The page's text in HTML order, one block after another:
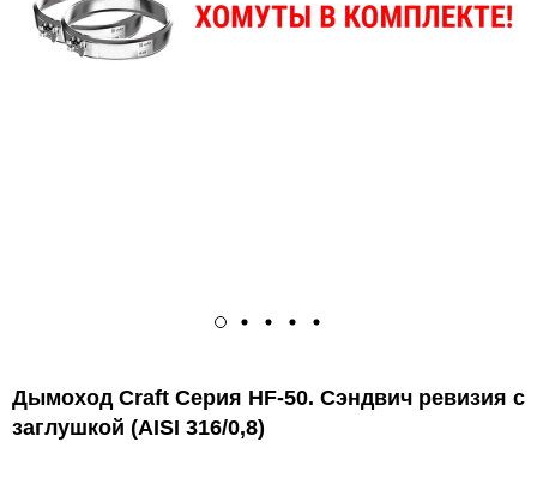
Дымоход Craft Серия HF-50. Сэндвич ревизия с
заглушкой (AISI 316/0,8)